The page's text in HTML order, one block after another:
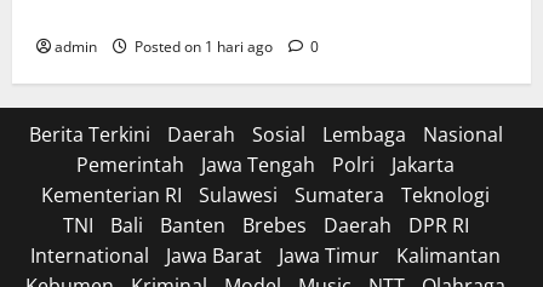
admin Posted on 1 hari ago 0
Berita Terkini Daerah Sosial Lembaga
Nasional
Pemerintah
Jawa Tengah Polri
Jakarta
Kementerian RI
Sulawesi Sumatera
Teknologi
TNI
Bali Banten Brebes Daerah
DPR RI
International
Jawa Barat Jawa Timur
Kalimantan